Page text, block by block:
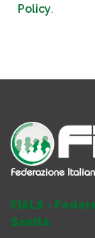
Policy.
FIALS -
Sanità